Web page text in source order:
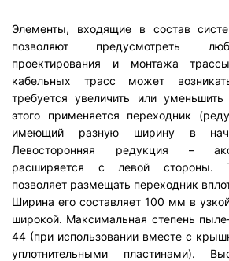
Элементы, входящие в состав
позволяют предусмотреть
проектирования и монтажа
кабельных трасс может
требуется увеличить или
этого применяется переходник
имеющий разную ширину в
Левосторонняя редукция –
расширяется с левой стороны.
позволяет размещать переходник
Ширина его составляет 100 мм в
широкой. Максимальная степень
44 (при использовании вместе с
уплотнительными